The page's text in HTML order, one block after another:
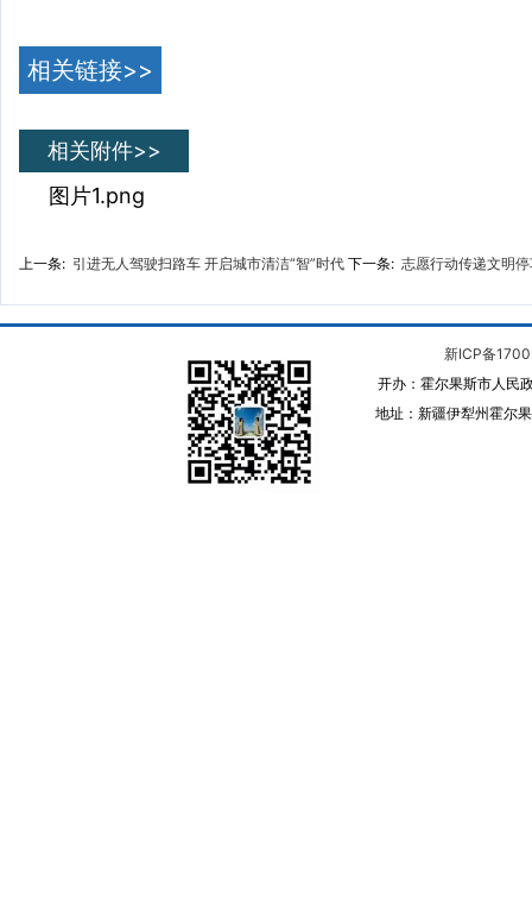
相关链接>>
相关附件>>
图片1.png
上一条: 引进无人驾驶扫路车 开启城市清洁“智”时代 下一条: 志愿行动传递文明
新ICP备
开办：霍尔果斯市人民
地址：新疆伊犁州霍